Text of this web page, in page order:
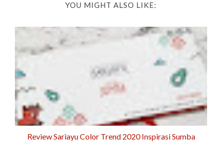
YOU MIGHT ALSO LIKE:
Review Sariayu Color Trend 2020 Inspirasi Sumba